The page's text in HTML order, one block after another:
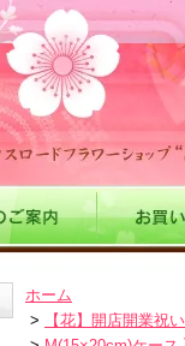
ホーム
>
【花】開店開業祝